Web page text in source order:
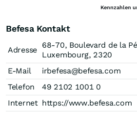
Kennzahlen
Befesa Kontakt
Adresse
68-70, Boulevard de la
Luxembourg, 2320
E-Mail
irbefesa@befesa.com
Telefon
49 2102 1001 0
Internet https://www.befesa.com